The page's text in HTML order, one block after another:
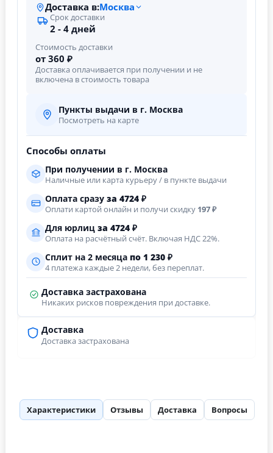
Доставка
Доставка застрахована
Доставка в:Москва
Срок доставки
2 - 4 дней
Стоимость доставки
от 360 ₽
Доставка оплачивается при получении и не
включена в стоимость товара
Пункты выдачи в г. Москва
Посмотреть на карте
Способы оплаты
При получении в г. Москва
Наличные или карта курьеру / в пункте выдачи
Оплата сразу за 4724 ₽
Оплати картой онлайн и получи скидку 197 ₽
Для юрлиц за 4724 ₽
Оплата на расчётный счёт. Включая НДС 22%.
Сплит на 2 месяца по 1 230 ₽
4 платежа каждые 2 недели, без переплат.
Доставка застрахована
Никаких рисков повреждения при доставке.
Характеристики Отзывы Доставка Вопросы